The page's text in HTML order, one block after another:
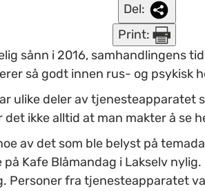
Del:
Print:
sånn i 2016, samhandlingens
så godt innen rus- og psykisk
ulike deler av tjenesteapparatet
det ikke alltid at man makter å se
av det som ble belyst på
Kafe Blåmandag i Lakselv
Personer fra tjenesteapparatet